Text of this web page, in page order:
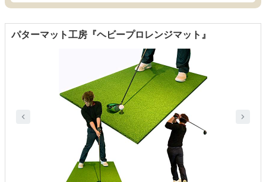
パターマット工房『ヘビープロレンジマット』